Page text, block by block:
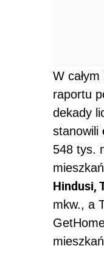
W
raportu
dekady
stanowili
548 tys.
Hindusi,
mkw., a